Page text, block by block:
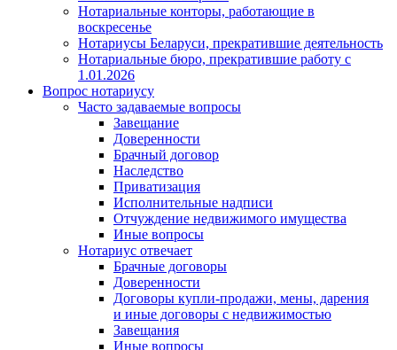
Нотариальные конторы, работающие в
воскресенье
Нотариусы Беларуси, прекратившие деятельность
Нотариальные бюро, прекратившие работу с
1.01.2026
Вопрос нотариусу
Часто задаваемые вопросы
Завещание
Доверенности
Брачный договор
Наследство
Приватизация
Исполнительные надписи
Отчуждение недвижимого имущества
Иные вопросы
Нотариус отвечает
Брачные договоры
Доверенности
Договоры купли-продажи, мены, дарения
и иные договоры с недвижимостью
Завещания
Иные вопросы